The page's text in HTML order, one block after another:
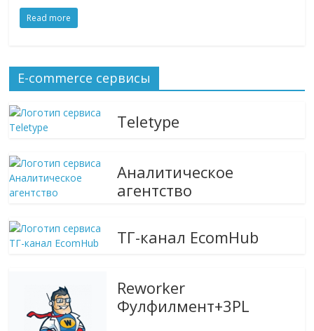
сервисах
для
e-
Commerce,
ритейле,
логистике,
технологиях,
соцсетях.
важно,
как
меняет
жизнь
Read more
E-commerce сервисы
Teletype
Аналитическое
агентство
ТГ-канал EcomHub
Reworker
Фулфилмент+3PL